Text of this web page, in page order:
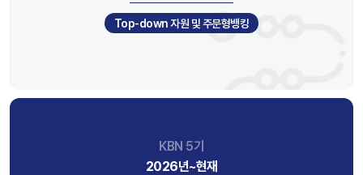
Top-down 자원 및 주문형뱅킹
KBN 5기
2026년~현재